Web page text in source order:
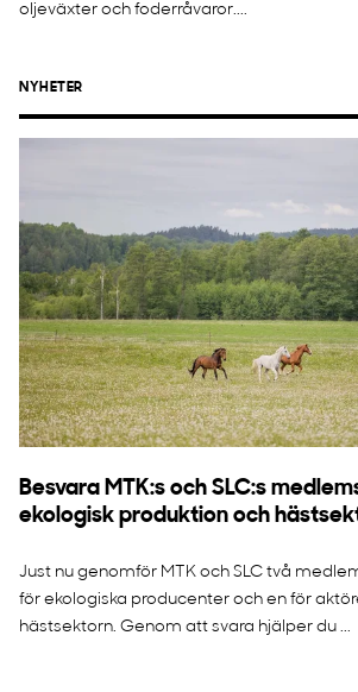
oljeväxter och foderråvaror....
NYHETER
Besvara MTK:s och SLC:s
ekologisk produktion och
Just nu genomför MTK och SLC två
för ekologiska producenter och en för
hästsektorn. Genom att svara hjälper du ...